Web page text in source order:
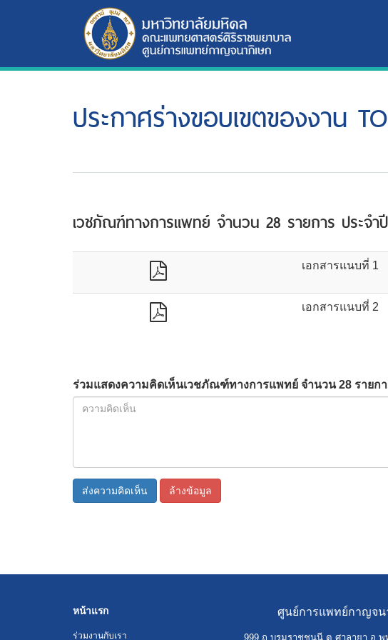
ประกาศร่างขอบเขตของงาน
เวชภัณฑ์ทางการแพทย์ จำนวน 28 รายการ ประจำ
เอกสารแนบที่ 1
เอกสารแนบที่ 2
ร่วมแสดงความคิดเห็นเวชภัณฑ์ทางการแพทย์ จำนวน 28 รายก
ส่งความคิดเห็น ล้างข้อมูล
หน้าแรก
ร่วมงานกับเรา
ศูนย์การแพทย์กาญจน
999 ถ.บรมราชชนนี ต.ศาลายา อ.